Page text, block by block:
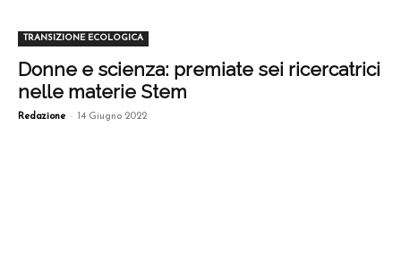
TRANSIZIONE ECOLOGICA
Donne e scienza: premiate sei ricercatrici
nelle materie Stem
Redazione - 14 Giugno 2022